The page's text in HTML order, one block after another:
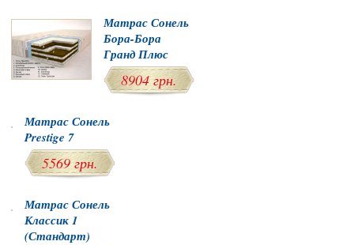
Матрас Сонель
Бора-Бора
Гранд Плюс
8904 грн.
Матрас Сонель
Prestige 7
5569 грн.
Матрас Сонель
Классик 1
(Стандарт)